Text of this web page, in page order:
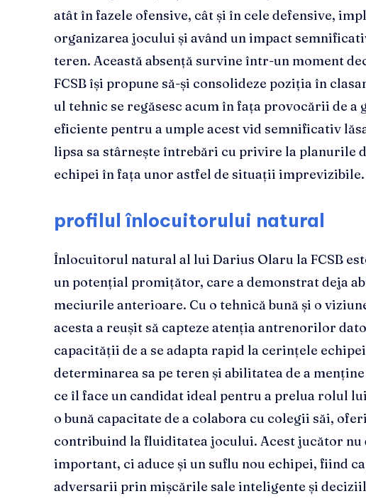
atât în fazele ofensive, cât și în cele defensive,
organizarea jocului și având un impact
teren. Această absență survine într-un moment
FCSB își propune să-și consolideze poziția în
ul tehnic se regăsesc acum în fața provocării de a
eficiente pentru a umple acest vid semnificativ
lipsa sa stârnește întrebări cu privire la planurile
echipei în fața unor astfel de situații imprevizibile.
profilul înlocuitorului natural
Înlocuitorul natural al lui Darius Olaru la FCSB
un potențial promițător, care a demonstrat deja
meciurile anterioare. Cu o tehnică bună și o
acesta a reușit să capteze atenția antrenorilor
capacității de a se adapta rapid la cerințele
determinarea sa pe teren și abilitatea de a
ce îl face un candidat ideal pentru a prelua rolul
o bună capacitate de a colabora cu colegii săi,
contribuind la fluiditatea jocului. Acest jucător nu
important, ci aduce și un suflu nou echipei, fiind
adversarii prin mișcările sale inteligente și